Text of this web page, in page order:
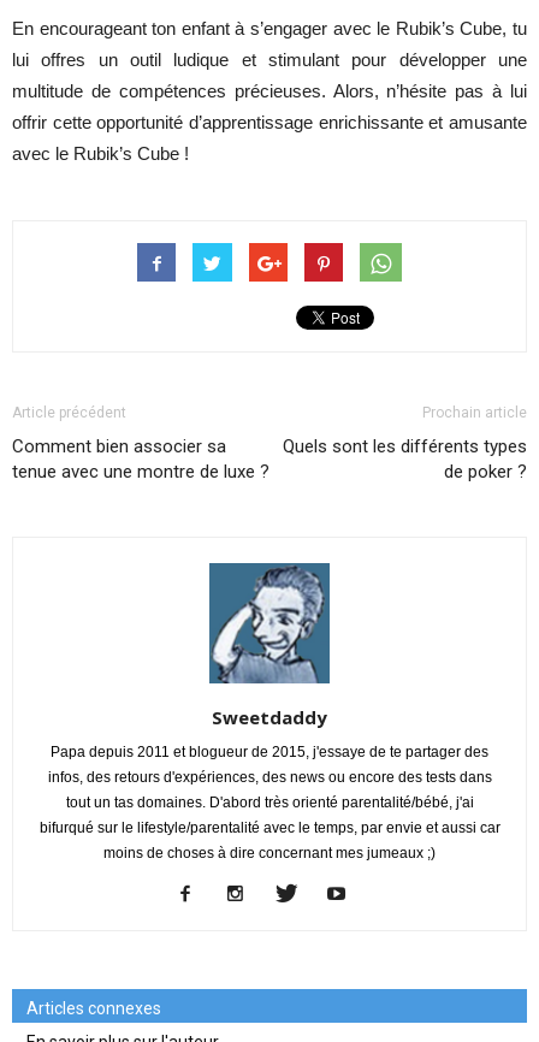
En encourageant ton enfant à s’engager avec le Rubik’s Cube, tu
lui offres un outil ludique et stimulant pour développer une
multitude de compétences précieuses. Alors, n’hésite pas à lui
offrir cette opportunité d’apprentissage enrichissante et amusante
avec le Rubik’s Cube !
Article précédent
Comment bien associer sa
tenue avec une montre de luxe ?
Prochain article
Quels sont les différents types
de poker ?
Sweetdaddy
Papa depuis 2011 et blogueur de 2015, j'essaye de te partager des
infos, des retours d'expériences, des news ou encore des tests dans
tout un tas domaines. D'abord très orienté parentalité/bébé, j'ai
bifurqué sur le lifestyle/parentalité avec le temps, par envie et aussi car
moins de choses à dire concernant mes jumeaux ;)
Articles connexes